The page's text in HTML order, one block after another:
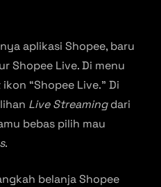
aplikasi Shopee, baru
Shopee Live. Di menu
“Shopee Live.” Di
Live Streamingdari
bebas pilih mau
.
belanja Shopee